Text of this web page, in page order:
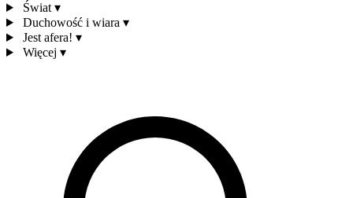
Świat ▾
Duchowość i wiara ▾
Jest afera! ▾
Więcej ▾